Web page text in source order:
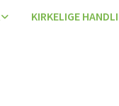
KIRKELIGE